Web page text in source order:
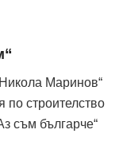
Маринов“
по строителство
съм българче“